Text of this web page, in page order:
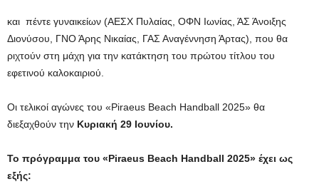
και πέντε γυναικείων (ΑΕΣΧ Πυλαίας, ΟΦΝ Ιωνίας, ΆΣ Άνοιξης
Διονύσου, ΓΝΟ Άρης Νικαίας, ΓΑΣ Αναγέννηση Άρτας), που θα
ριχτούν στη μάχη για την κατάκτηση του πρώτου τίτλου του
εφετινού καλοκαιριού.
Οι τελικοί αγώνες του «Piraeus Beach Handball 2025» θα
διεξαχθούν την Κυριακή 29 Ιουνίου.
Το πρόγραμμα του «Piraeus Beach Handball 2025» έχει ως
εξής: